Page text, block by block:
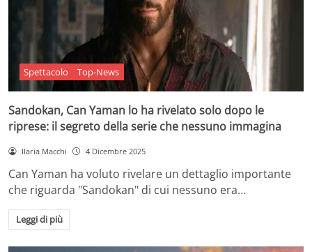
Spettacolo Top-News
Sandokan, Can Yaman lo ha rivelato solo dopo le
riprese: il segreto della serie che nessuno immagina
Ilaria Macchi 4 Dicembre 2025
Can Yaman ha voluto rivelare un dettaglio importante
che riguarda "Sandokan" di cui nessuno era…
Leggi di più